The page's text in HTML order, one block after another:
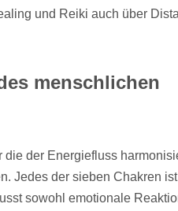
und Reiki auch über
menschlichen
der Energiefluss
Jedes der sieben Chakren
sowohl emotionale